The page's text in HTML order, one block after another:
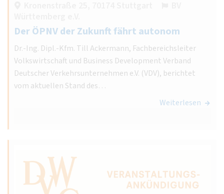
Der ÖPNV der Zukunft fährt autonom
Dr.-Ing. Dipl.-Kfm. Till Ackermann, Fachbereichsleiter
Volkswirtschaft und Business Development Verband
Deutscher Verkehrsunternehmen e.V. (VDV), berichtet
vom aktuellen Stand des…
Weiterlesen